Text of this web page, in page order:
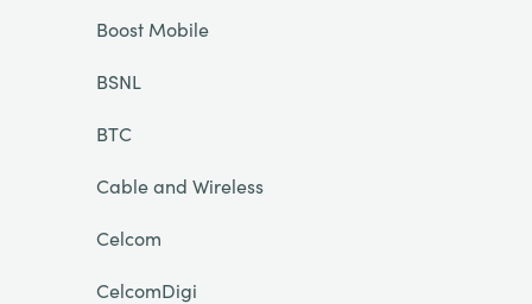
Boost Mobile
BSNL
BTC
Cable and Wireless
Celcom
CelcomDigi